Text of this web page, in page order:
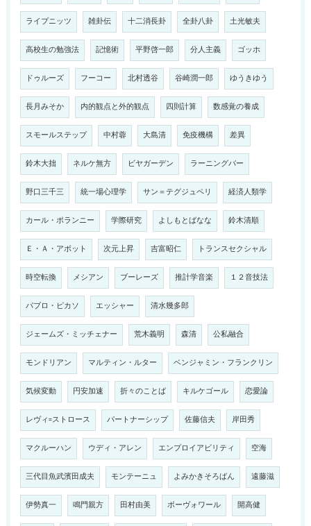
ライプニッツ 雑卦伝 十二消長卦 全卦八卦 土光敏夫
高校生の勉強法 記憶術 平野啓一郎 分人主義 ゴッホ
ドゥルーズ フーコー 北村透谷 谷崎潤一郎 ゆうきゆう
長月みそか 内的観点と外的観点 四則計算 数感覚の養成
スモールステップ 中村蓉 大島清 免疫機構 差異
鈴木大拙 ネルケ無方 ビヤガーデン ラーニングバー
野口三千三 統一場心理学 サン＝テグジュペリ 経済人類学
カール・ポランニー 学際研究 よしもとばなな 鈴木清順
Ｅ・Ａ・アボット 次元上昇 吉富昭仁 トランスセクシャル
時空転換 メシアン ブーレーズ 推計学音楽 １２音技法
パブロ・ピカソ エッシャー 清水幾多郎
ジェームズ・ミッチェナー 荒木義明 森清 公私融合
モンドリアン マルティン・ルター ベンジャミン・フランクリン
気候変動 円安加速 折々のことば キルケゴール 恋愛論
レヴィ=ストロース パートナーシップ 佐藤信夫 岸田秀
マクルーハン ウディ・アレン エンプロイアビリティ 空海
三代目魚武濱田成夫 モンテーニュ よみかきそろばん 遠藤滋
伊勢真一 鳴門親方 田村由美 ボーヴォワール 開高健